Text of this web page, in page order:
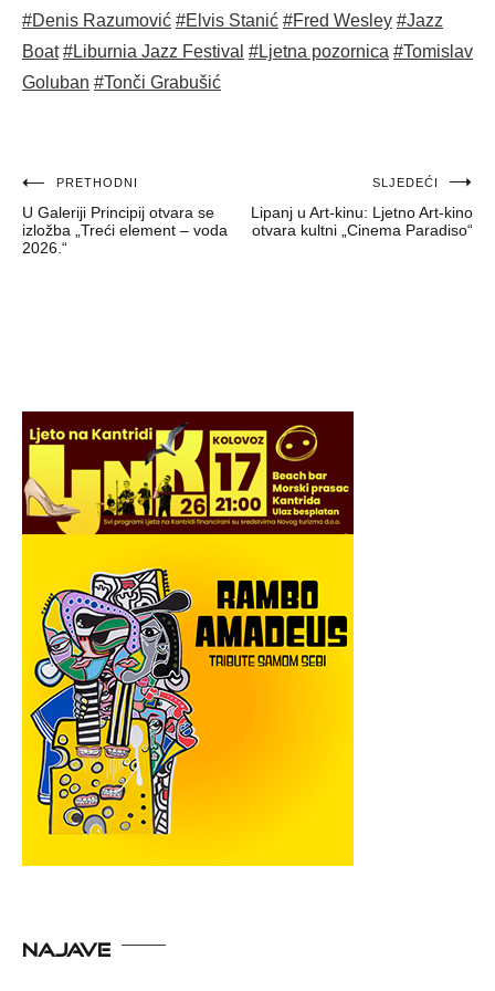
#Denis Razumović #Elvis Stanić #Fred Wesley #Jazz
Boat #Liburnia Jazz Festival #Ljetna pozornica #Tomislav
Goluban #Tonči Grabušić
Navigacija
objava
PRETHODNI
U Galeriji Principij otvara se
izložba „Treći element – voda
2026.“
SLJEDEĆI
Lipanj u Art-kinu: Ljetno Art-kino
otvara kultni „Cinema Paradiso“
NAJAVE